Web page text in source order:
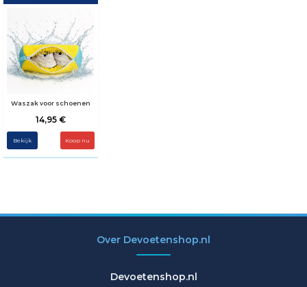
Waszak voor schoenen
14,95 €
Bekijk
Over Devoetenshop.nl
Devoetenshop.nl